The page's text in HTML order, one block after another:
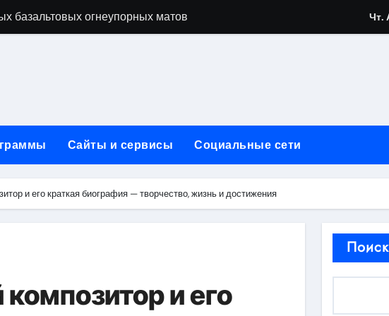
базальтовых огнеупорных матов
+ GEO/AEO — Новая формула цифрового присутствия в 2026 году
горячие и мобильные варианты, рейтинг по безопасности и
без верификации и участия банков с пополнением в USDT
принципы SEO, рекламные каналы и техническая поддержка
Чт.
Сайты и сервисы Социальные сети
и его краткая биография — творчество, жизнь и достижения
и его
Поиск